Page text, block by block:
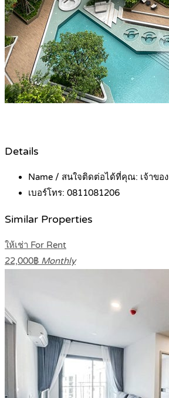
Details
Name / สนใจติดต่อได้ที่คุณ: เจ้าของ
เบอร์โทร: 0811081206
Similar Properties
ให้เช่า For Rent
22,000฿ Monthly